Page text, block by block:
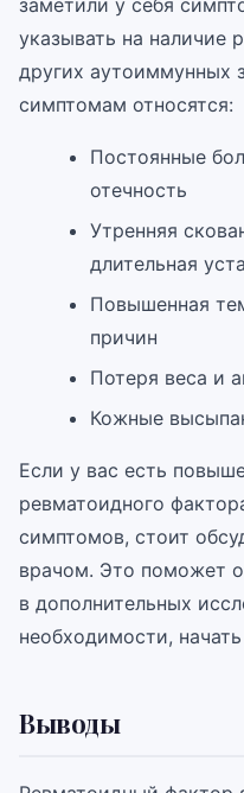
заметили у себя
указывать на наличие
других аутоиммунных
симптомам относятся:
Постоянные
отечность
Утренняя
длительная
Повышенная
причин
Потеря веса и
Кожные
Если у вас есть
ревматоидного
симптомов, стоит
врачом. Это поможет
в дополнительных
необходимости,
Выводы